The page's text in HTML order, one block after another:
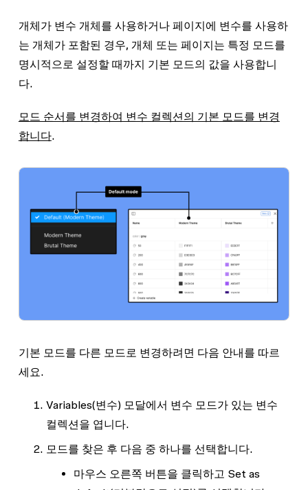
개체가 변수 개체를 사용하거나 페이지에 변수를 사용하
는 개체가 포함된 경우, 개체 또는 페이지는 특정 모드를
명시적으로 설정할 때까지 기본 모드의 값을 사용합니
다.
모드 순서를 변경하여 변수 컬렉션의 기본 모드를 변경
합니다.
기본 모드를 다른 모드로 변경하려면 다음 안내를 따르
세요.
Variables(변수) 모달에서 변수 모드가 있는 변수
컬렉션을 엽니다.
모드를 찾은 후 다음 중 하나를 선택합니다.
마우스 오른쪽 버튼을 클릭하고 Set as